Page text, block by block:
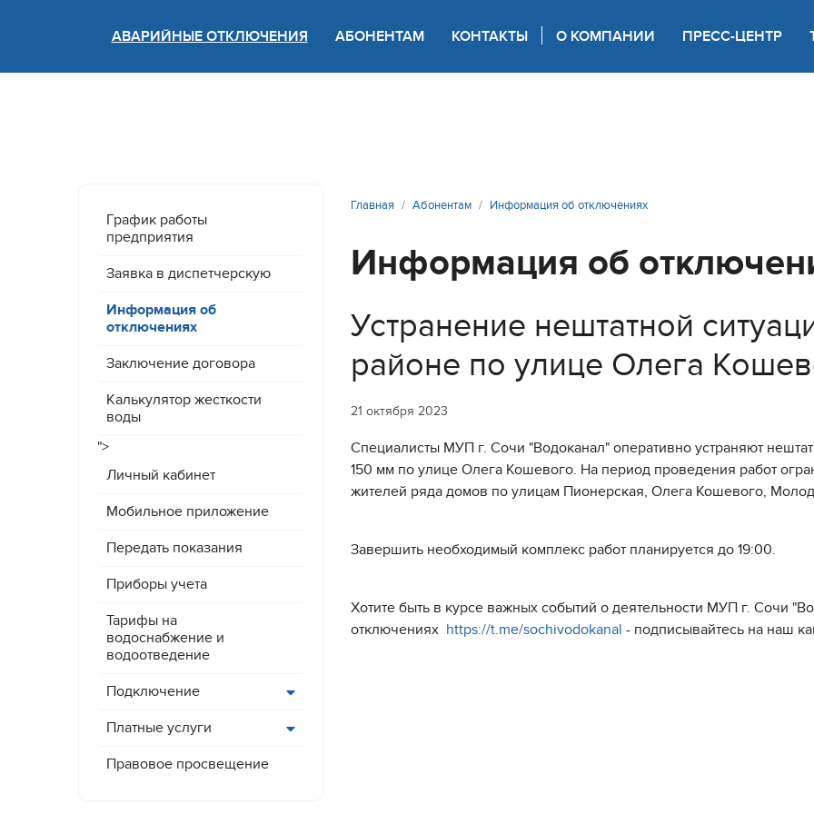
Версия для слабовидящих
АВАРИЙНЫЕ ОТКЛЮЧЕНИЯ АБОНЕНТАМ КОНТАКТЫ О КОМПАНИИ ПРЕСС-ЦЕНТР
График работы
предприятия
Заявка в диспетчерскую
Информация об
отключениях
Заключение договора
Калькулятор жесткости
воды
">
Личный кабинет
Мобильное приложение
Передать показания
Приборы учета
Тарифы на
водоснабжение и
водоотведение
Подключение
Платные услуги
Правовое просвещение
Главная Абонентам Информация об отключениях
Информация об
Устранение нештатной
районе по улице Олега
21 октября 2023
Специалисты МУП г. Сочи "Водоканал" оперативно устраняют
150 мм по улице Олега Кошевого. На период проведения работ
жителей ряда домов по улицам Пионерская, Олега Кошевого,
Завершить необходимый комплекс работ планируется до 19:00.
Хотите быть в курсе важных событий о деятельности МУП г. Сочи
отключениях https://t.me/sochivodokanal - подписывайтесь на наш